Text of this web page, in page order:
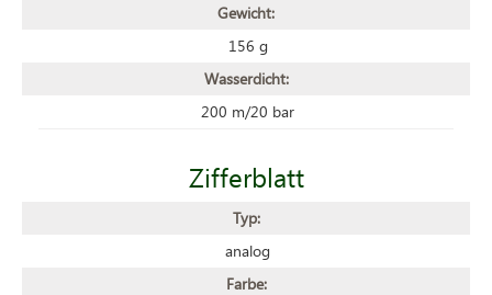
Gewicht:
156 g
Wasserdicht:
200 m/20 bar
Zifferblatt
Typ:
analog
Farbe: